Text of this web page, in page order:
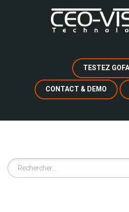
TESTEZ
CONTACT & DEMO
Rechercher